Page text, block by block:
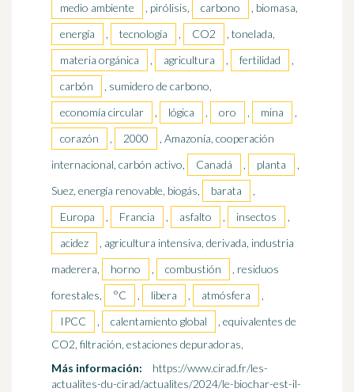
medio ambiente
, pirólisis, carbono
, biomasa,
energía
, tecnología , CO2
, tonelada,
materia orgánica
, agricultura , fertilidad
,
carbón
, sumidero de carbono,
economía circular
, lógica , oro , mina
,
corazón
, 2000
, Amazonía, cooperación
internacional, carbón activo,
Canadá , planta
,
Suez, energía renovable, biogás,
barata
,
Europa
, Francia , asfalto , insectos
,
acidez
, agricultura intensiva, derivada, industria
maderera,
horno , combustión
, residuos
forestales,
°C , libera , atmósfera
,
IPCC
, calentamiento global
, equivalentes de
CO2, filtración, estaciones depuradoras,
Más información:
https://www.cirad.fr/les-
actualites-du-cirad/actualites/2024/le-biochar-est-il-